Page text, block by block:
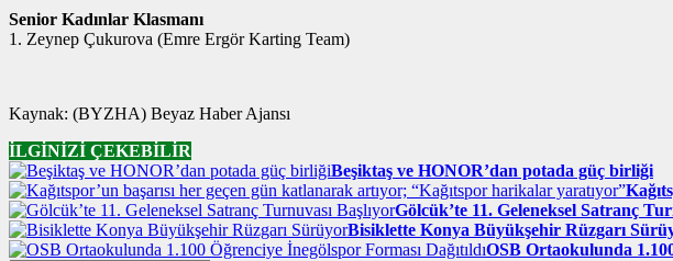
Senior Kadınlar Klasmanı
1. Zeynep Çukurova (Emre Ergör Karting Team)
Kaynak: (BYZHA) Beyaz Haber Ajansı
İLGİNİZİ ÇEKEBİLİR
Beşiktaş ve HONOR’dan potada güç birliği
Gölcük’te 11. Geleneksel Satranç
Bisiklette Konya Büyükşehir Rüzgarı
OSB Ortaokulunda